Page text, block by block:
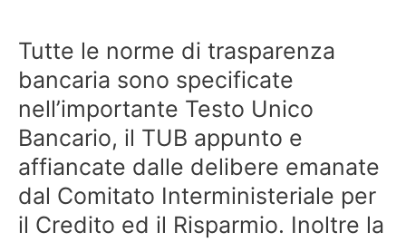
Tutte le norme di trasparenza
bancaria sono specificate
nell’importante Testo Unico
Bancario, il TUB appunto e
affiancate dalle delibere emanate
dal Comitato Interministeriale per
il Credito ed il Risparmio. Inoltre la